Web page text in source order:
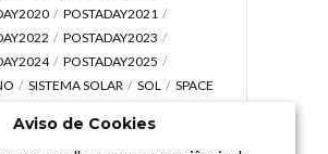
POSTADAY2021
POSTADAY2023
POSTADAY2025
SISTEMA SOLAR SOL
SPACE
VÍDEO
Aviso de Cookies